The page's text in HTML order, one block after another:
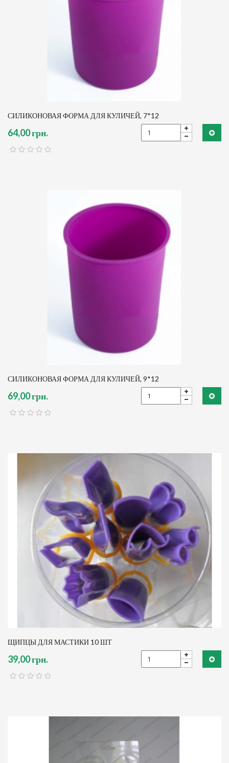
СИЛИКОНОВАЯ ФОРМА ДЛЯ КУЛИЧЕЙ, 7*12
64,00 грн.
СИЛИКОНОВАЯ ФОРМА ДЛЯ КУЛИЧЕЙ, 9*12
69,00 грн.
ЩИПЦЫ ДЛЯ МАСТИКИ 10 ШТ
39,00 грн.